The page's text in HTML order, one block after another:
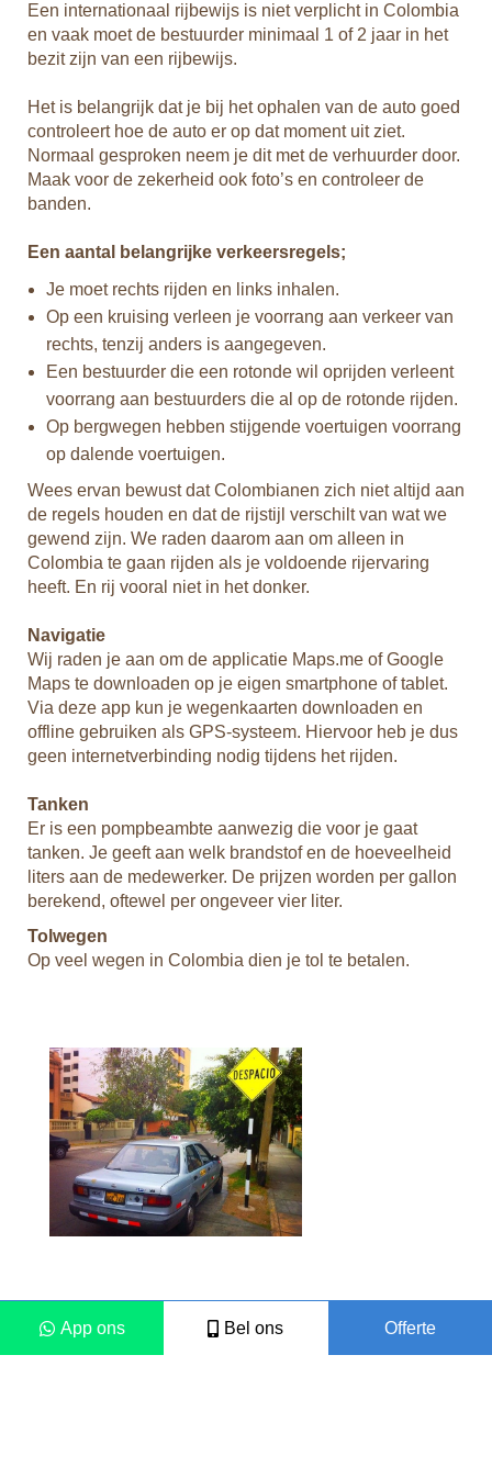
Een internationaal rijbewijs is niet verplicht in Colombia
en vaak moet de bestuurder minimaal 1 of 2 jaar in het
bezit zijn van een rijbewijs.
Het is belangrijk dat je bij het ophalen van de auto goed
controleert hoe de auto er op dat moment uit ziet.
Normaal gesproken neem je dit met de verhuurder door.
Maak voor de zekerheid ook foto’s en controleer de
banden.
Een aantal belangrijke verkeersregels;
Je moet rechts rijden en links inhalen.
Op een kruising verleen je voorrang aan verkeer van
rechts, tenzij anders is aangegeven.
Een bestuurder die een rotonde wil oprijden verleent
voorrang aan bestuurders die al op de rotonde rijden.
Op bergwegen hebben stijgende voertuigen voorrang
op dalende voertuigen.
Wees ervan bewust dat Colombianen zich niet altijd aan
de regels houden en dat de rijstijl verschilt van wat we
gewend zijn. We raden daarom aan om alleen in
Colombia te gaan rijden als je voldoende rijervaring
heeft. En rij vooral niet in het donker.
Navigatie
Wij raden je aan om de applicatie Maps.me of Google
Maps te downloaden op je eigen smartphone of tablet.
Via deze app kun je wegenkaarten downloaden en
offline gebruiken als GPS-systeem. Hiervoor heb je dus
geen internetverbinding nodig tijdens het rijden.
Tanken
Er is een pompbeambte aanwezig die voor je gaat
tanken. Je geeft aan welk brandstof en de hoeveelheid
liters aan de medewerker. De prijzen worden per gallon
berekend, oftewel per ongeveer vier liter.
Tolwegen
Op veel wegen in Colombia dien je tol te betalen.
App ons Bel ons Offerte